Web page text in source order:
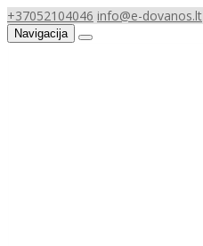
+37052104046 info@e-dovanos.lt
Navigacija